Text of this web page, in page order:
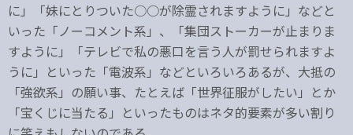
に」「妹にとりついた○○が除霊されますように」などと
いった「ノーコメント系」、「集団ストーカーが止まりま
すように」「テレビで私の悪口を言う人が罰せられますよ
うに」といった「電波系」などといろいろあるが、大抵の
「強欲系」の願い事、たとえば「世界征服がしたい」とか
「宝くじに当たる」といったものはネタ的要素が多い割り